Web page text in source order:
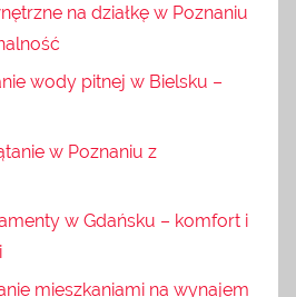
na działkę w Poznaniu
wody pitnej w Bielsku –
w Poznaniu z
w Gdańsku – komfort i
mieszkaniami na wynajem